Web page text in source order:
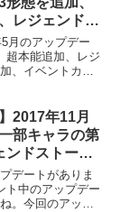
レジェンドス
ベントカレン
更など。
月のアップデー
超本能追加、レジ
、イベントカレ
ップの「ウルルブ
で、遊ぶのが楽
2017年11月
部キャラの第
ンドストーリ
ランク報酬追
デートがありま
ト中のアップデー
。今回のアップ